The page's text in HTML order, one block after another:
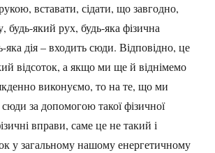
вставати, сідати, що завгодно,
будь-який рух, будь-яка фізична
яка дія – входить сюди. Відповідно, це
відсоток, а якщо ми ще й віднімемо
виконуємо, то на те, що ми
за допомогою такої фізичної
вправи, саме це не такий і
у загальному нашому енергетичному